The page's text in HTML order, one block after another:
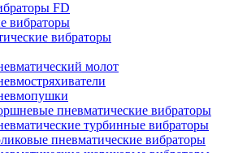
FD
вибраторы
вибраторы
молот
пневматические вибраторы
турбинные вибраторы
пневматические вибраторы